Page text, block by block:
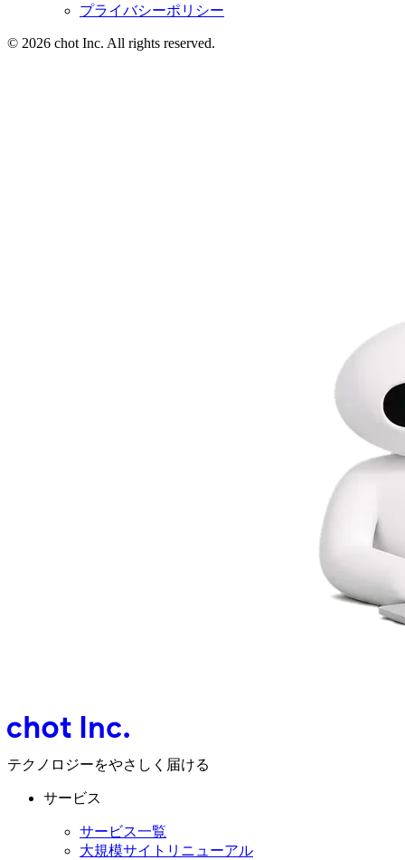
プライバシーポリシー
© 2026 chot Inc. All rights reserved.
テクノロジーをやさしく届ける
サービス
サービス一覧
大規模サイトリニューアル